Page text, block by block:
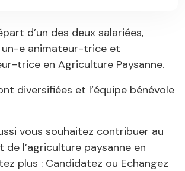
d’un des deux salariées,
un-e animateur-trice et
trice en Agriculture Paysanne.
diversifiées et l’équipe bénévole
vous souhaitez contribuer au
de l’agriculture paysanne en
plus : Candidatez ou Echangez